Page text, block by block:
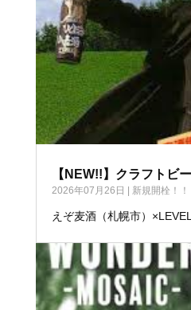
【NEW!!】クラフトビ
2026年07月26日 | 新規開栓！！
えぞ麦酒（札幌市）